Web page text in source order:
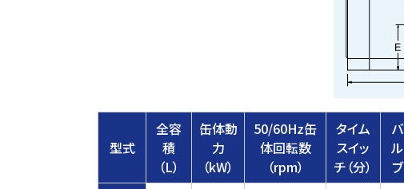
型式
全容
積
（L）
缶体動
力
（kW）
50/60Hz缶
体回転数
（rpm）
タイム
スイッ
チ（分）
バ
ル
ブ